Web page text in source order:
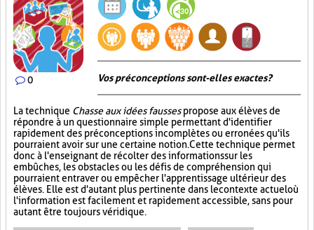
0 Vos préconceptions sont-elles exactes ?
La technique Chasse aux idées faussespropose aux élèves de
répondre à un questionnaire simple permettant d'identifier
rapidement des préconceptions incomplètes ou erronées qu'ils
pourraient avoir sur une certaine notion. Cette technique permet
donc à l'enseignant de récolter des informations sur les
embûches, les obstacles ou les défis de compréhension qui
pourraient entraver ou empêcher l'apprentissage ultérieur des
élèves. Elle est d'autant plus pertinente dans le contexte actuel où
l'information est facilement et rapidement accessible, sans pour
autant être toujours véridique.